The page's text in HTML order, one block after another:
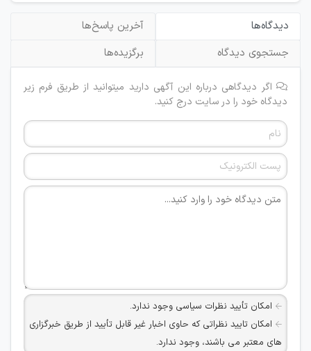
دیدگاه‌ها
آخرین پاسخ‌ها
جستجوی دیدگاه
برگزیده‌ها
اگر دیدگاهی درباره این آگهی دارید میتوانید از طریق فرم زیر
دیدگاه خود را در سایت درج کنید.
امکان تأیید نظرات سیاسی وجود ندارد.
امکان تایید نظراتی که حاوی اخبار غیر قابل تأیید از طریق خبرگزاری
های معتبر می باشند، وجود ندارد.